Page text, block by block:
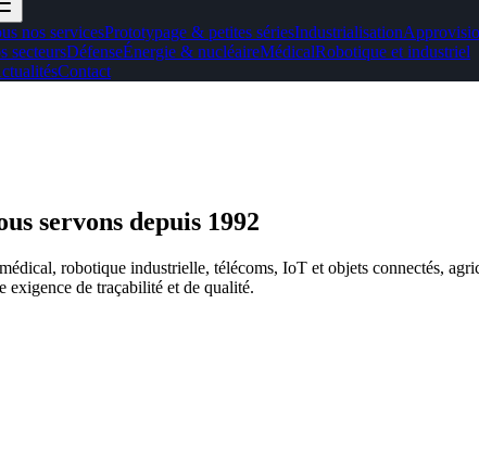
nos servicesPrototypage & petites sériesIndustrialisation
secteursDéfenseÉnergie & nucléaireMédicalRobotique et industriel
Contact
servons depuis 1992
robotique industrielle, télécoms, IoT et objets connectés,
exigence de traçabilité et de qualité.